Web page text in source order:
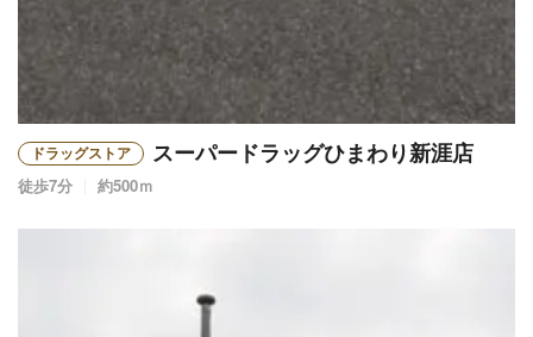
ドラッグストア スーパードラッグひまわり新涯店
徒歩7分 約500ｍ